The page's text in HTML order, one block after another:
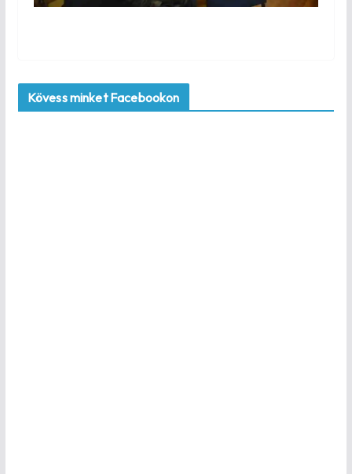
Kövess minket Facebookon